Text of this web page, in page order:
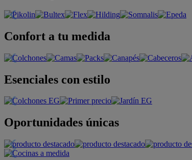
Confort a tu medida
Esenciales con estilo
Oportunidades únicas